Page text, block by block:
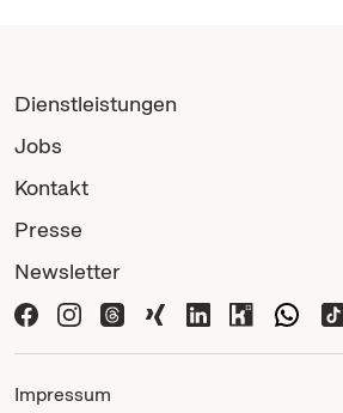
Dienstleistungen
Jobs
Kontakt
Presse
Newsletter
Impressum